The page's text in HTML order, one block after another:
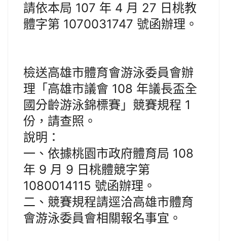
請依本局 107 年 4 月 27 日桃教
體字第 1070031747 號函辦理。
檢送高雄市體育會游泳委員會辦
理「高雄市議會 108 年議長盃全
國分齡游泳錦標賽」競賽規程 1
份，請查照。
說明：
一、依據桃園市政府體育局 108
年 9 月 9 日桃體競字第
1080014115 號函辦理。
二、競賽規程請逕洽高雄市體育
會游泳委員會相關報名事宜。